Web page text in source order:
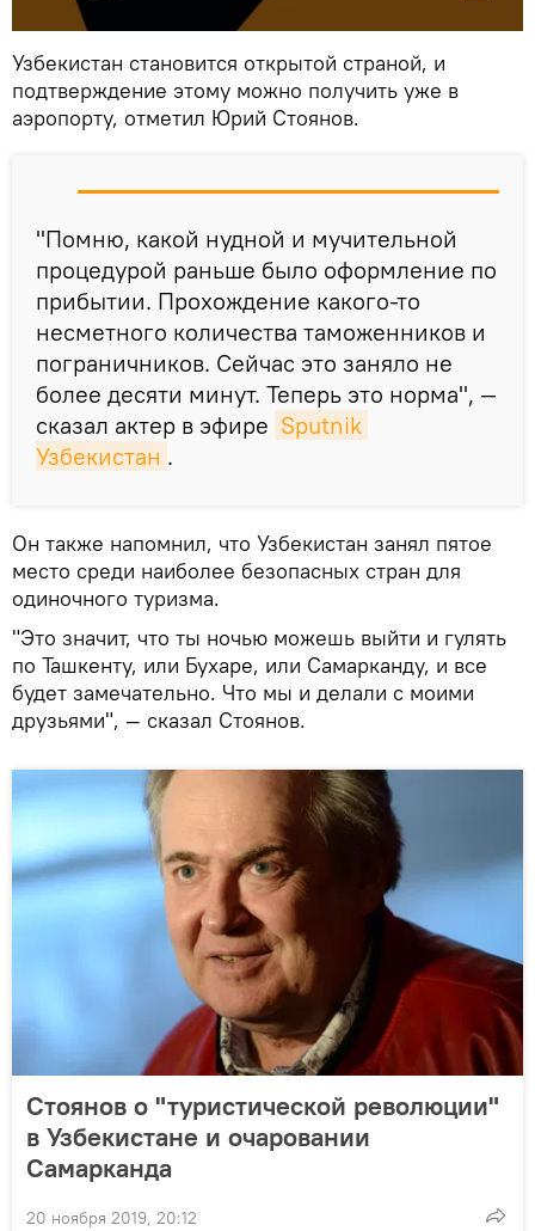
Узбекистан становится открытой страной, и
подтверждение этому можно получить уже в
аэропорту, отметил Юрий Стоянов.
"Помню, какой нудной и мучительной
процедурой раньше было оформление по
прибытии. Прохождение какого-то
несметного количества таможенников и
пограничников. Сейчас это заняло не
более десяти минут. Теперь это норма", —
сказал актер в эфире Sputnik
Узбекистан .
Он также напомнил, что Узбекистан занял пятое
место среди наиболее безопасных стран для
одиночного туризма.
"Это значит, что ты ночью можешь выйти и гулять
по Ташкенту, или Бухаре, или Самарканду, и все
будет замечательно. Что мы и делали с моими
друзьями", — сказал Стоянов.
Стоянов о "туристической революции"
в Узбекистане и очаровании
Самарканда
20 ноября 2019, 20:12